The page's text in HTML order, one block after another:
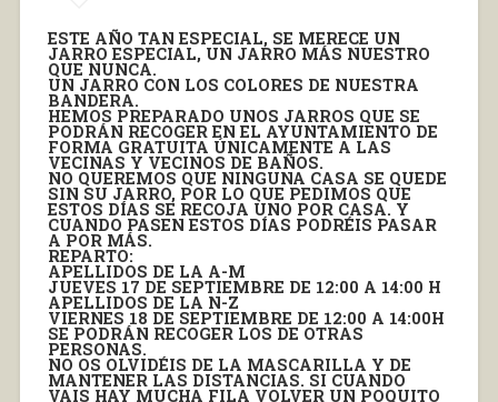
ESTE AÑO TAN ESPECIAL, SE MERECE UN
JARRO ESPECIAL, UN JARRO MÁS NUESTRO
QUE NUNCA.
UN JARRO CON LOS COLORES DE NUESTRA
BANDERA.
HEMOS PREPARADO UNOS JARROS QUE SE
PODRÁN RECOGER EN EL AYUNTAMIENTO DE
FORMA GRATUITA ÚNICAMENTE A LAS
VECINAS Y VECINOS DE BAÑOS.
NO QUEREMOS QUE NINGUNA CASA SE QUEDE
SIN SU JARRO, POR LO QUE PEDIMOS QUE
ESTOS DÍAS SE RECOJA UNO POR CASA. Y
CUANDO PASEN ESTOS DÍAS PODRÉIS PASAR
A POR MÁS.
REPARTO:
APELLIDOS DE LA A-M
JUEVES 17 DE SEPTIEMBRE DE 12:00 A 14:00 H
APELLIDOS DE LA N-Z
VIERNES 18 DE SEPTIEMBRE DE 12:00 A 14:00H
SE PODRÁN RECOGER LOS DE OTRAS
PERSONAS.
NO OS OLVIDÉIS DE LA MASCARILLA Y DE
MANTENER LAS DISTANCIAS. SI CUANDO
VAIS HAY MUCHA FILA VOLVER UN POQUITO